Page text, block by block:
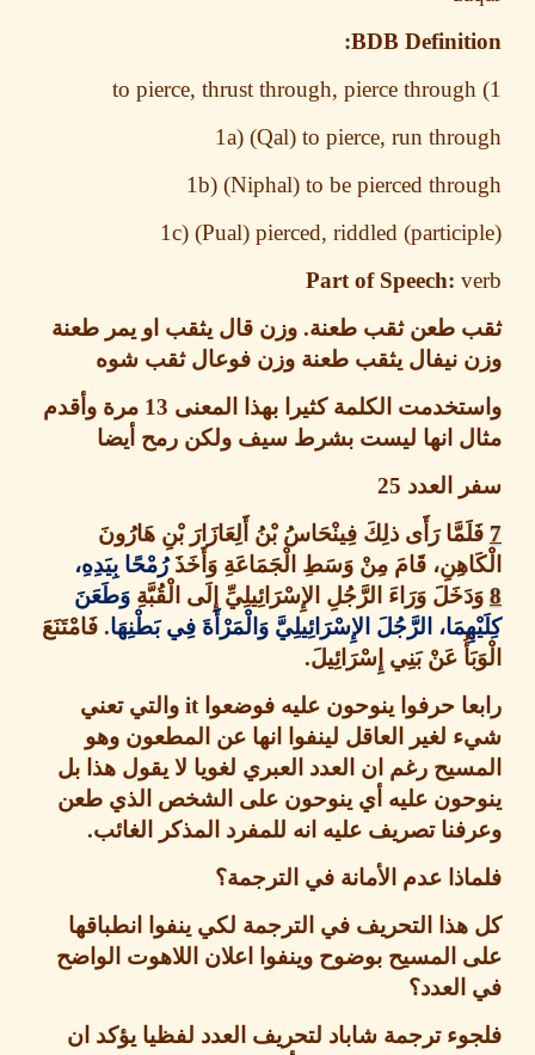
BDB
1a) (Qal) to pierce, run
1b) (Niphal) to be pierced
1c) (Pual) pierced, riddled
Part of Speech:
طعن ثقب طعنة. وزن قال يثقب او يمر طعنة
نيفال يثقب طعنة وزن فوعال ثقب شوه
الكلمة كثيرا بهذا المعنى 13 مرة وأقدم
انها ليست بشرط سيف ولكن رمح أيضا
العدد25
رَأَى ذلِكَ فِينْحَاسُ بْنُ أَلِعَازَارَ بْنِ هَارُونَ
قَامَ مِنْ وَسَطِ الْجَمَاعَةِ وَأَخَذَرُمْحًابِيَدِهِ،
وَرَاءَ الرَّجُلِ الإِسْرَائِيلِيِّ إِلَى الْقُبَّةِوَطَعَنَ
الرَّجُلَ الإِسْرَائِيلِيَّ وَالْمَرْأَةَ فِي بَطْنِهَا.فَامْتَنَعَ
عَنْ بَنِي إِسْرَائِيلَ.
حرفوا ينوحون عليه فوضعواit والتي تعني
لغير العاقل لينفوا انها عن المطعون وهو
رغم ان العدد العبري لغويا لا يقول هذا بل
عليه أي ينوحون على الشخص الذي طعن
تصريف عليه انه للمفرد المذكر الغائب
عدم الأمانة في الترجمة؟
التحريف في الترجمة لكي ينفوا انطباقها
المسيح بوضوح وينفوا اعلان اللاهوت الواضح
ترجمة شاباد لتحريف العدد لفظيا يؤكد ان